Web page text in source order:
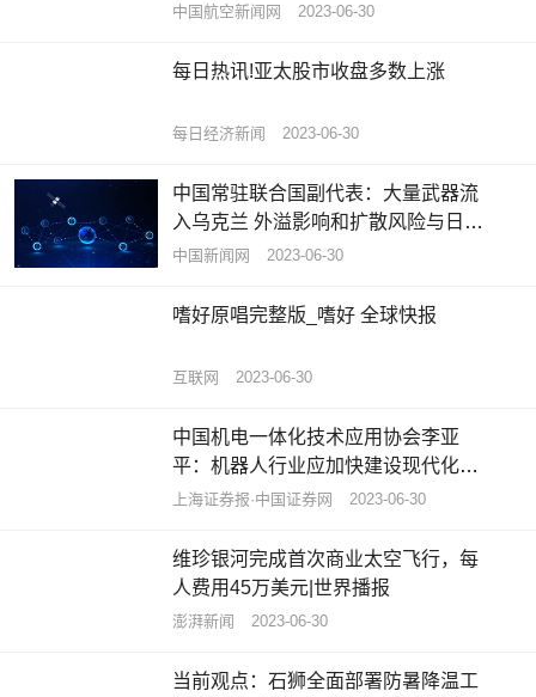
中国航空新闻网 2023-06-30
每日热讯!亚太股市收盘多数上涨
每日经济新闻 2023-06-30
中国常驻联合国副代表：大量武器流
入乌克兰 外溢影响和扩散风险与日俱
增 世界热议
中国新闻网 2023-06-30
嗜好原唱完整版_嗜好 全球快报
互联网 2023-06-30
中国机电一体化技术应用协会李亚
平：机器人行业应加快建设现代化产
业体系
上海证券报·中国证券网 2023-06-30
维珍银河完成首次商业太空飞行，每
人费用45万美元|世界播报
澎湃新闻 2023-06-30
当前观点：石狮全面部署防暑降温工